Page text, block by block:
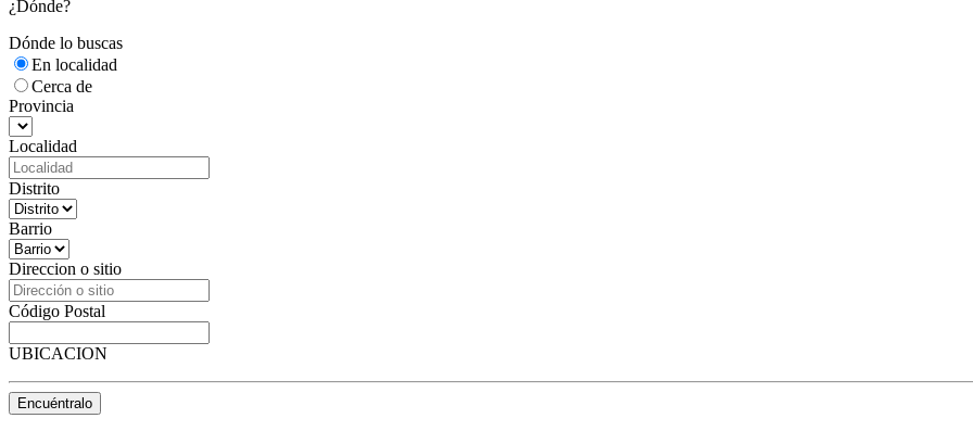
¿Dónde?
Dónde lo buscas
En localidad
Cerca de
Provincia
Localidad
Distrito
Barrio
Direccion o sitio
Código Postal
UBICACION
Encuéntralo